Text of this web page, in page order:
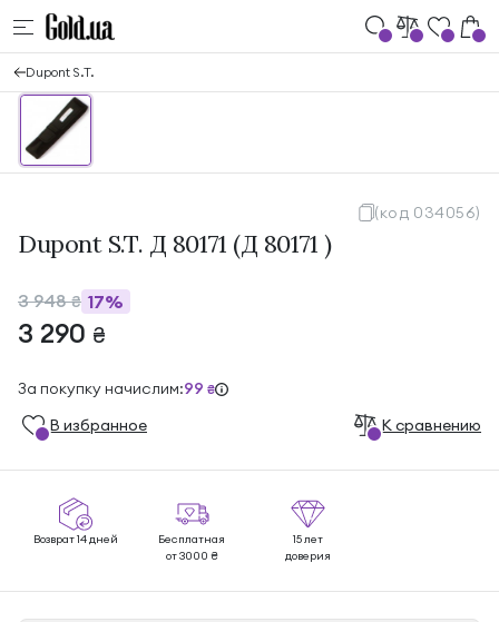
Dupont S.T.
(код 034056)
Dupont S.T. Д 80171 (Д 80171 )
3 948₴ 17%
3 290 ₴
За покупку начислим:99 ₴
В избранноe К сравнению
Возврат 14 дней
Бесплатная
от 3000 ₴
15 лет
доверия